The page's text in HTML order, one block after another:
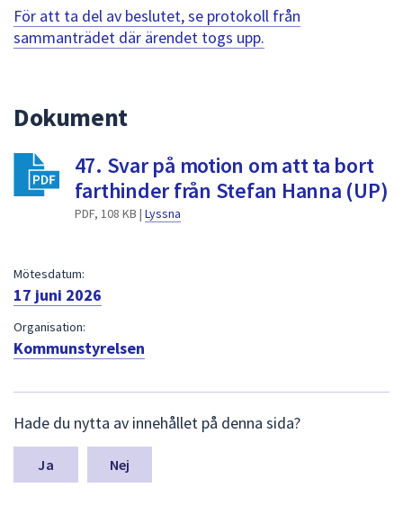
för
att
navigera
för
att
För att ta del av beslutet, se protokoll från
sammanträdet där ärendet togs upp.
Dokument
47. Svar på motion om att ta bort
farthinder från Stefan Hanna (UP)
PDF, 108 KB | Lyssna
Mötesdatum:
17 juni 2026
Organisation:
Kommunstyrelsen
ä
m
a
Hade du nytta av innehållet på denna sida?
Nej